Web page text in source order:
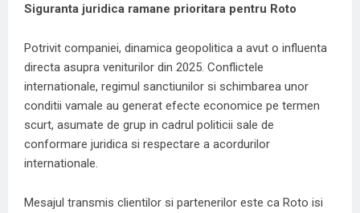
Siguranta juridica ramane prioritara pentru Roto
Potrivit companiei, dinamica geopolitica a avut o influenta
directa asupra veniturilor din 2025. Conflictele
internationale, regimul sanctiunilor si schimbarea unor
conditii vamale au generat efecte economice pe termen
scurt, asumate de grup in cadrul politicii sale de
conformare juridica si respectare a acordurilor
internationale.
Mesajul transmis clientilor si partenerilor este ca Roto isi